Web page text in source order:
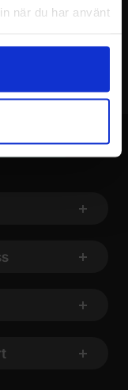
när du har använt